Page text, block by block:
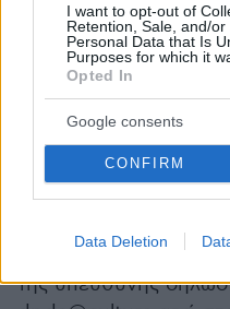
I want to opt-out of
Retention, Sale, and/
Personal Data that Is
Purposes for which it
Opted In
Google consents
CONFIRM
Data Deletion
προκαταλήψεων
απειλή.
Οι ενδιαφερόμενοι
εγγραφούν στο
του Υπουργείου
έως και τις 10/02/
καταληκτική
Μητρώο
υπόψη αποκλειστικά
της υπεύθυνης